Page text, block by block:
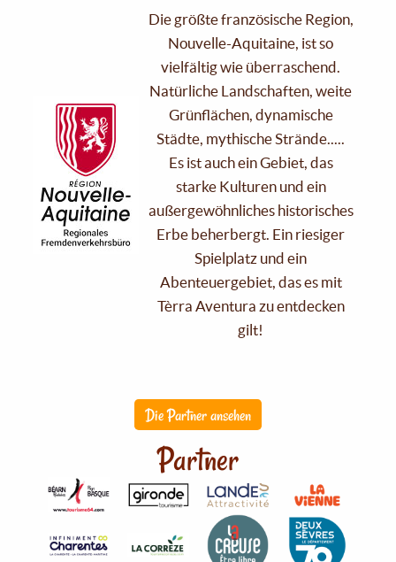
Die größte französische Region,
Nouvelle-Aquitaine, ist so
vielfältig wie überraschend.
Natürliche Landschaften, weite
Grünflächen, dynamische
Städte, mythische Strände.....
Es ist auch ein Gebiet, das
starke Kulturen und ein
außergewöhnliches historisches
Erbe beherbergt. Ein riesiger
Spielplatz und ein
Abenteuergebiet, das es mit
Tèrra Aventura zu entdecken
gilt!
Die Partner ansehen
Partner